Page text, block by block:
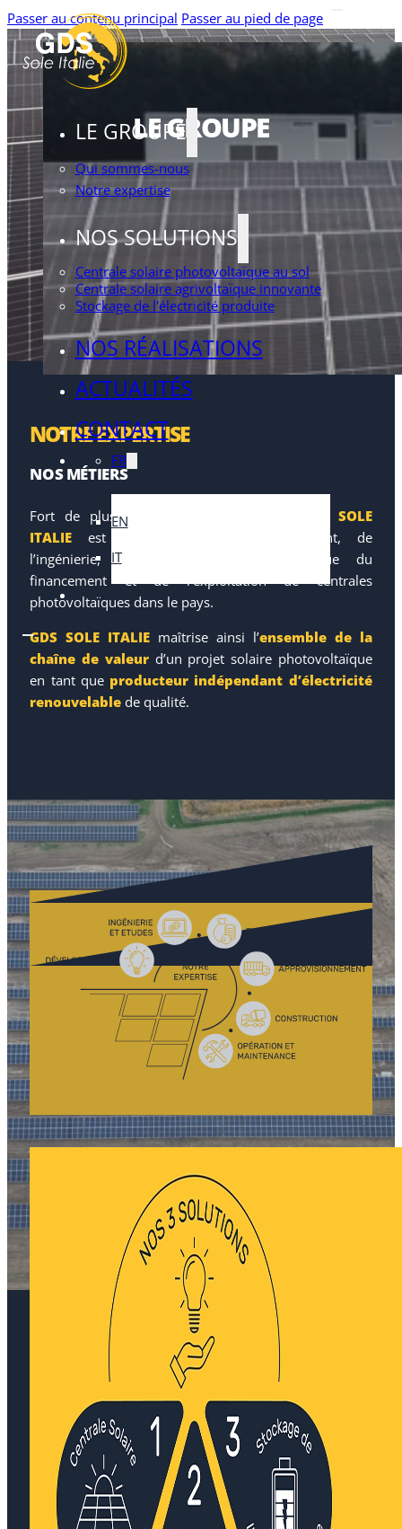
Passer au contenu principal Passer au pied de page
LE GROUPE
Qui sommes-nous
Notre expertise
NOS SOLUTIONS
Centrale solaire photovoltaïque au sol
Centrale solaire agrivoltaïque innovante
Stockage de l'électricité produite
NOS RÉALISATIONS
ACTUALITÉS
CONTACT
FR
EN
IT
LE GROUPE
NOTRE EXPERTISE
NOS MÉTIERS
Fort de plusieurs années d’expérience,
GDS SOLE
ITALIE est un expert du développement, de
l’ingénierie, de la construction ainsi que du
financement et de l’exploitation de centrales
photovoltaïques dans le pays.
GDS SOLE ITALIE maîtrise ainsi l’ensemble de la
chaîne de valeurd’un projet solaire photovoltaïque
en tant que producteur indépendant d’électricité
renouvelable de qualité.